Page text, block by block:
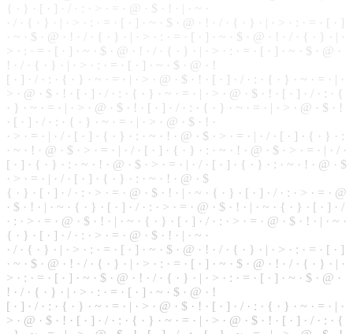
{ · } · [ · ] · / · : · > · = · @ · $ · ! · | · ~ ·
· / · { · } · | · > · : ·
· [ · ] · ~ · $ · @ · ! · / · { · } · | · > · : · = · [ · ]
· ~ · $ · @ · ! · / · { · } · | · > · : · = · [ · ] · ~ · $ · @ · ! · / · { · } · | ·
> · : · = · [ · ] · ~ · $ · @ · ! · / · { · } · | · > · : · = · [ · ] · ~ · $ · @ ·
! ·
· { · } · | · > · : · = · [ · ] · ~ · $ · @ · !
[ · ] · / · : · { · } · ~ · = · | · > · @ · $ · ! · [ · ] · / · : · { · } · ~ · = · | ·
> · @ · $ · ! · [ · ] · / · : · { · } · ~ · = · | · > · @ · $ · ! · [ · ] · / · : · {
· } · ~ · = · | · > · @ · $ · ! · [ · ] · / · : · { · } · ~ · = · | · > · @ · $ · !
· [ · ] · / · : · { · } · ~ · = · | · > · @ · $ · ! ·
· > · = · | · / · [ · ] · { · } · : · ~ · ! · @ · $ · > · = · | · / · [ · ] · { · } · :
· ~ · ! · @ · $ · > · = · | · / · [ · ] · { · } · : · ~ · ! · @ · $ · > · = · | · / ·
[ · ] · { · } · : · ~ · ! · @ · $ · > · = · | · / · [ · ] · { · } · : · ~ · ! · @ · $
· > · = · | · / · [ · ] · { · } · : · ~ · ! · @ · $
{ · } · [ · ] · / · : · > · = · @ · $ · ! · | · ~ · { · } · [ · ] · / · : · > · = · @
· $ · ! · | · ~ · { · } · [ · ] · / · : · > · = · @ · $ · ! · | · ~ · { · } · [ · ] · /
· : · > · = · @ · $ · ! · | · ~ · { · } · [ · ] · / · : · > · = · @ · $ · ! · | · ~ ·
{ · } · [ · ] · / · : · > · = · @ · $ · ! · | · ~ ·
· / · { · } · | · > · : · = · [ · ] · ~ · $ · @ · ! · / · { · } · | · > · : · = · [ · ]
· ~ · $ · @ · ! · / · { · } · | · > · : · = · [ · ] · ~ · $ · @ · ! · / · { · } · | ·
> · : · = · [ · ] · ~ · $ · @ · ! · / · { · } · | · > · : · = · [ · ] · ~ · $ · @ ·
! · / · { · } · | · > · : · = · [ · ] · ~ · $ · @ · !
[ · ] · / · : · { · } · ~ · = · | · > · @ · $ · ! · [ · ] · / · : · { · } · ~ · = · | ·
> · @ · $ · ! · [ · ] · / · : · { · } · ~ · = · | · > · @ · $ · ! · [ · ] · / · : · {